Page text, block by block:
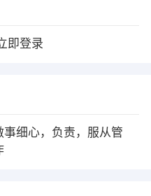
即登录
细心，负责，服从管